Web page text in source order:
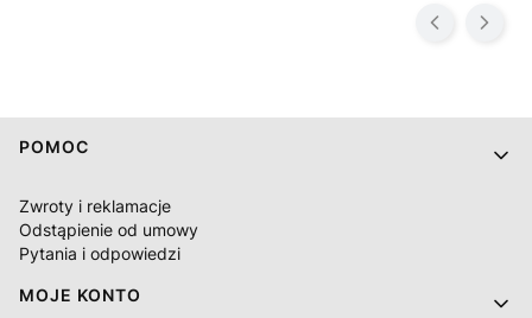
Linki w stopce
POMOC
Zwroty i reklamacje
Odstąpienie od umowy
Pytania i odpowiedzi
MOJE KONTO